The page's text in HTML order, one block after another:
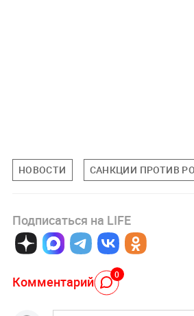
НОВОСТИ САНКЦИИ ПРОТИВ
Подписаться на LIFE
Комментарий 0